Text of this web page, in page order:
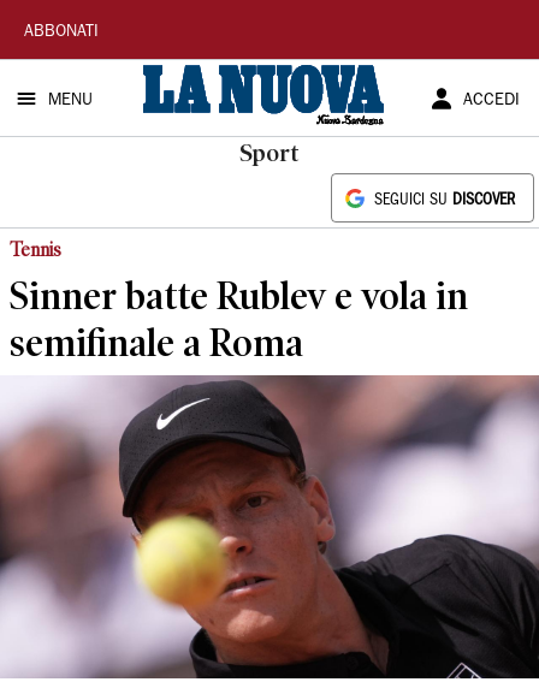
La
Nuova
Sardegna
ABBONATI
MENU ACCEDI
Sport
SEGUICI SU DISCOVER
Tennis
Sinner batte Rublev e vola in
semifinale a Roma